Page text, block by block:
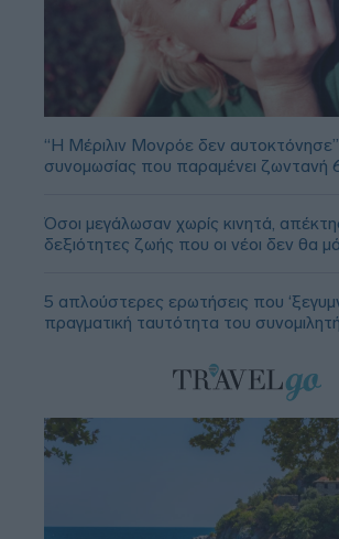
“Η Μέριλιν Μονρόε δεν
συνομωσίας που παραμένει ζωντανή
Όσοι μεγάλωσαν χωρίς κινητά,
δεξιότητες ζωής που οι νέοι δεν θα
5 απλούστερες ερωτήσεις που
πραγματική ταυτότητα του συνομιλητή